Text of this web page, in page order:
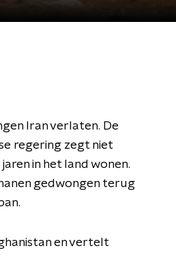
Iran verlaten. De
regering zegt niet
in het land wonen.
gedwongen terug
en vertelt